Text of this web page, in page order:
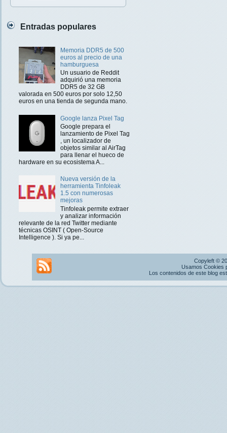
Entradas populares
Memoria DDR5 de 500
euros al precio de una
hamburguesa
Un usuario de Reddit
adquirió una memoria
DDR5 de 32 GB
valorada en 500 euros por solo 12,50
euros en una tienda de segunda mano.
Google lanza Pixel Tag
Google prepara el
lanzamiento de Pixel Tag
, un localizador de
objetos similar al AirTag
para llenar el hueco de
hardware en su ecosistema A...
Nueva versión de la
herramienta Tinfoleak
1.5 con numerosas
mejoras
Tinfoleak permite extraer
y analizar información
relevante de la red Twitter mediante
técnicas OSINT ( Open-Source
Intelligence ). Si ya pe...
Copyleft ©
Usamos Cookies
Los contenidos de este blog